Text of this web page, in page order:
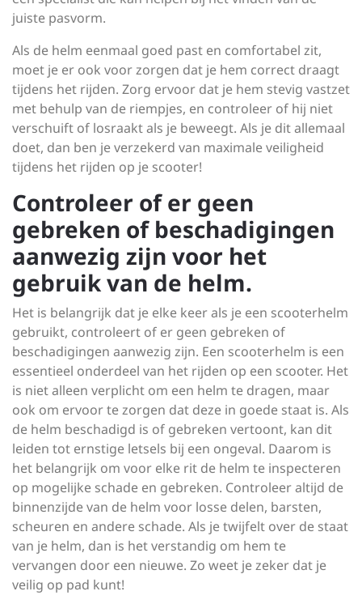
juiste pasvorm.
Als de helm eenmaal goed past en comfortabel zit,
moet je er ook voor zorgen dat je hem correct draagt
tijdens het rijden. Zorg ervoor dat je hem stevig vastzet
met behulp van de riempjes, en controleer of hij niet
verschuift of losraakt als je beweegt. Als je dit allemaal
doet, dan ben je verzekerd van maximale veiligheid
tijdens het rijden op je scooter!
Controleer of er geen
gebreken of beschadigingen
aanwezig zijn voor het
gebruik van de helm.
Het is belangrijk dat je elke keer als je een scooterhelm
gebruikt, controleert of er geen gebreken of
beschadigingen aanwezig zijn. Een scooterhelm is een
essentieel onderdeel van het rijden op een scooter. Het
is niet alleen verplicht om een helm te dragen, maar
ook om ervoor te zorgen dat deze in goede staat is. Als
de helm beschadigd is of gebreken vertoont, kan dit
leiden tot ernstige letsels bij een ongeval. Daarom is
het belangrijk om voor elke rit de helm te inspecteren
op mogelijke schade en gebreken. Controleer altijd de
binnenzijde van de helm voor losse delen, barsten,
scheuren en andere schade. Als je twijfelt over de staat
van je helm, dan is het verstandig om hem te
vervangen door een nieuwe. Zo weet je zeker dat je
veilig op pad kunt!